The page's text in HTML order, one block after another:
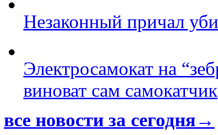
Незаконный причал
Электросамокат на
виноват сам самокатчик
все новости за сегодня→